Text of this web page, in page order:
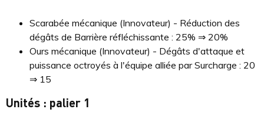
Scarabée mécanique (Innovateur) - Réduction des
dégâts de Barrière réfléchissante : 25% ⇒ 20%
Ours mécanique (Innovateur) - Dégâts d'attaque et
puissance octroyés à l'équipe alliée par Surcharge : 20
⇒ 15
Unités : palier 1